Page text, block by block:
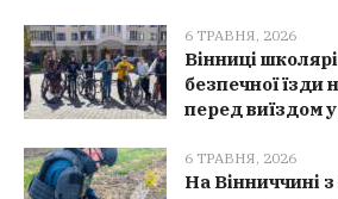
6 ТРАВНЯ, 2026
Вінниці
безпечної їзди
перед виїздом у
6 ТРАВНЯ, 2026
На Вінниччині